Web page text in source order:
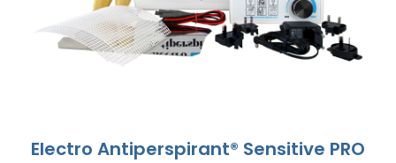
Electro Antiperspirant® Sensitive PRO